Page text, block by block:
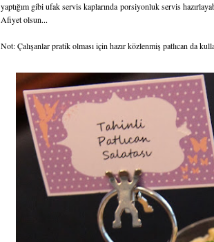
yaptığım gibi ufak servis kaplarında porsiyonluk servis
Afiyet olsun...
Not: Çalışanlar pratik olması için hazır közlenmiş patlıcan da